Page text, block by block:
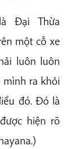
Đại Thừa
một cỗ xe
luôn luôn
mình ra khỏi
đó. Đó là
hiện rõ